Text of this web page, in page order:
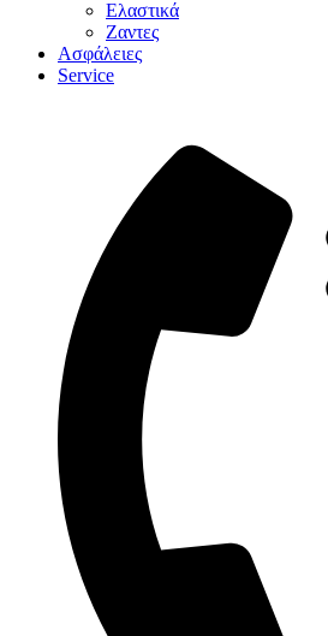
Ελαστικά
Ζαντες
Ασφάλειες
Service